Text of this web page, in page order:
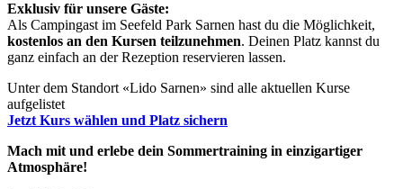
Exklusiv für unsere Gäste:
Als Campingast im Seefeld Park Sarnen hast du die Möglichkeit,
kostenlos an den Kursen teilzunehmen. Deinen Platz kannst du
ganz einfach an der Rezeption reservieren lassen.
Unter dem Standort «Lido Sarnen» sind alle aktuellen Kurse
aufgelistet
Jetzt Kurs wählen und Platz sichern
Mach mit und erlebe dein Sommertraining in einzigartiger
Atmosphäre!